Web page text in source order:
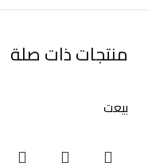
منتجات ذات صلة
بيعت